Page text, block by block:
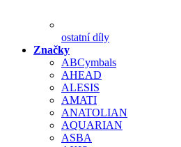
ostatní díly
Značky
ABCymbals
AHEAD
ALESIS
AMATI
ANATOLIAN
AQUARIAN
ASBA